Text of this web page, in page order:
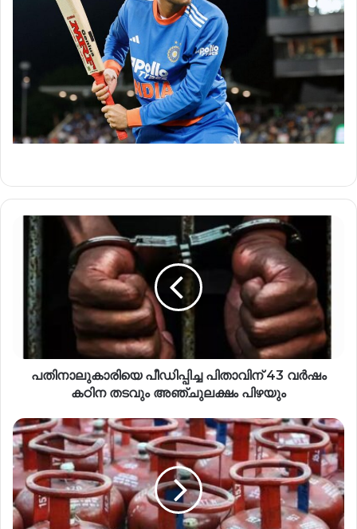
പതിനാലുകാരിയെ പീഡിപ്പിച്ച പിതാവിന് 43 വർഷം
കഠിന തടവും അഞ്ചുലക്ഷം പിഴയും